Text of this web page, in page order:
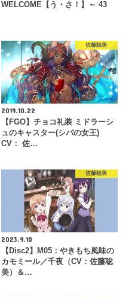
WELCOME【う・さ！】～ 43
佐藤聡美
2019.10.22
【FGO】チョコ礼装 ミドラーシ
ュのキャスター(シバの女王)
CV： 佐…
佐藤聡美
2023.9.10
【Disc2】M05：やきもち風味の
カモミール／千夜（CV：佐藤聡
美）＆…